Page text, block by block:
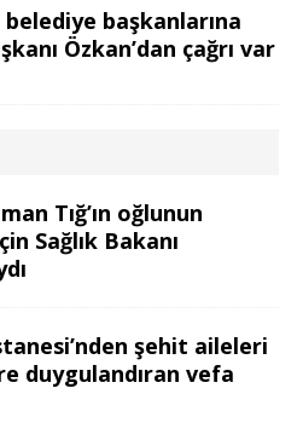
belediye başkanlarına
Özkan’dan çağrı var
Tığ’ın oğlunun
Sağlık Bakanı
şehit aileleri
duygulandıran vefa